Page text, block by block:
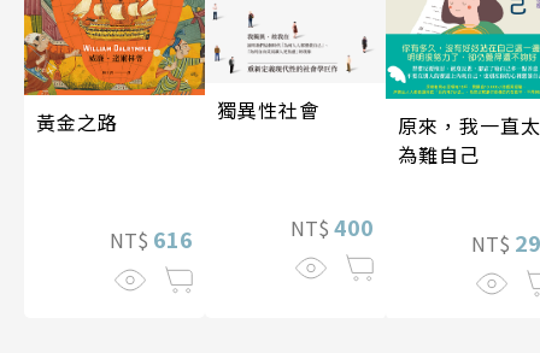
黃金之路
NT$ 616
獨異性社會
NT$ 400
原來，我一直太
為難自己
NT$